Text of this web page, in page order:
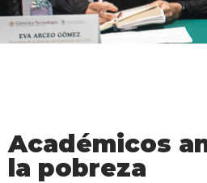
Académicos
la pobreza